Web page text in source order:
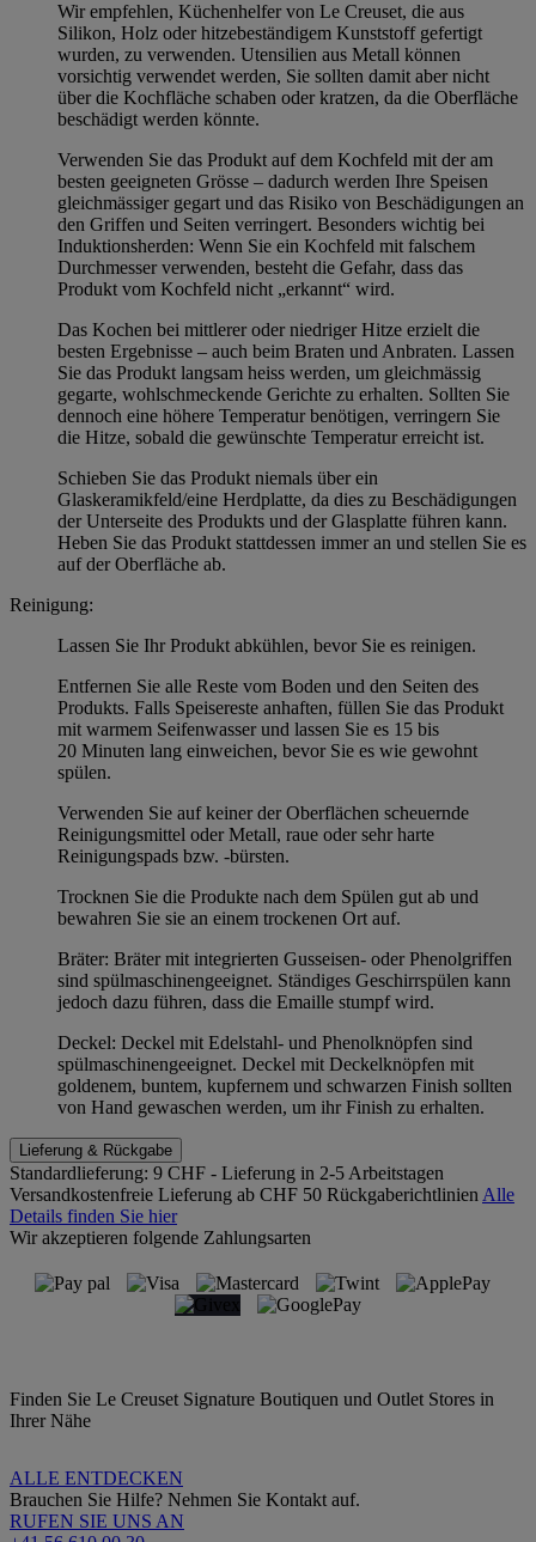
Wir empfehlen, Küchenhelfer von Le Creuset, die aus
Silikon, Holz oder hitzebeständigem Kunststoff gefertigt
wurden, zu verwenden. Utensilien aus Metall können
vorsichtig verwendet werden, Sie sollten damit aber nicht
über die Kochfläche schaben oder kratzen, da die Oberfläche
beschädigt werden könnte.
Verwenden Sie das Produkt auf dem Kochfeld mit der am
besten geeigneten Grösse – dadurch werden Ihre Speisen
gleichmässiger gegart und das Risiko von Beschädigungen an
den Griffen und Seiten verringert. Besonders wichtig bei
Induktionsherden: Wenn Sie ein Kochfeld mit falschem
Durchmesser verwenden, besteht die Gefahr, dass das
Produkt vom Kochfeld nicht „erkannt“ wird.
Das Kochen bei mittlerer oder niedriger Hitze erzielt die
besten Ergebnisse – auch beim Braten und Anbraten. Lassen
Sie das Produkt langsam heiss werden, um gleichmässig
gegarte, wohlschmeckende Gerichte zu erhalten. Sollten Sie
dennoch eine höhere Temperatur benötigen, verringern Sie
die Hitze, sobald die gewünschte Temperatur erreicht ist.
Schieben Sie das Produkt niemals über ein
Glaskeramikfeld/eine Herdplatte, da dies zu Beschädigungen
der Unterseite des Produkts und der Glasplatte führen kann.
Heben Sie das Produkt stattdessen immer an und stellen Sie es
auf der Oberfläche ab.
Reinigung:
Lassen Sie Ihr Produkt abkühlen, bevor Sie es reinigen.
Entfernen Sie alle Reste vom Boden und den Seiten des
Produkts. Falls Speisereste anhaften, füllen Sie das Produkt
mit warmem Seifenwasser und lassen Sie es 15 bis
20 Minuten lang einweichen, bevor Sie es wie gewohnt
spülen.
Verwenden Sie auf keiner der Oberflächen scheuernde
Reinigungsmittel oder Metall, raue oder sehr harte
Reinigungspads bzw. -bürsten.
Trocknen Sie die Produkte nach dem Spülen gut ab und
bewahren Sie sie an einem trockenen Ort auf.
Bräter: Bräter mit integrierten Gusseisen- oder Phenolgriffen
sind spülmaschinengeeignet. Ständiges Geschirrspülen kann
jedoch dazu führen, dass die Emaille stumpf wird.
Deckel: Deckel mit Edelstahl- und Phenolknöpfen sind
spülmaschinengeeignet. Deckel mit Deckelknöpfen mit
goldenem, buntem, kupfernem und schwarzen Finish sollten
von Hand gewaschen werden, um ihr Finish zu erhalten.
Lieferung & Rückgabe
Standardlieferung: 9 CHF - Lieferung in 2-5 Arbeitstagen
Versandkostenfreie Lieferung ab CHF 50 RückgaberichtlinienAlle
Details finden Sie hier
Wir akzeptieren folgende Zahlungsarten
Finden Sie Le Creuset Signature Boutiquen und Outlet Stores in
Ihrer Nähe
ALLE ENTDECKEN
Brauchen Sie Hilfe? Nehmen Sie Kontakt auf.
RUFEN SIE UNS AN